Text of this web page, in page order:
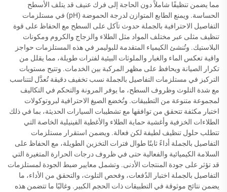
مما يضمن تنظيفًا شاملاً دون الحاجة إلى فرك عنيف قد يتلف الأسطح
الحساسة. ويمنع الطابع المتوازن لدرجة الحموضة (pH) في مستلزمات
التفاصيل الاحترافية بالجملة حدوث تآكل على السطح مع الحفاظ على قوة
تنظيف مثلى عبر مختلف المواد مثل الطلاء والزجاج والكروم ومكونات
البلاستيك. وتُنشئ الكيمياء المتقدمة للبوليمر في هذه المستلزمات حواجز
واقية تعكس الماء والغبار والملوثات البيئية لفترات طويلة، مما يقلل من
تكرار الصيانة ويحافظ على مظهر المركبة بين الخدمات. وتتيح مستويات
التركيز في مستلزمات التفاصيل بالجملة نسب تخفيف دقيقة تُعدَّل لتتناسب
مع شدة التلوث وظروف السطح، ما يوفر المرونة والتحكم في التكاليف
لمجموعة متنوعة من التطبيقات. وتُخضع الصيغ الاحترافية لبروتوكولات
اختبار مكثفة تتحقق من توافقها مع تشطيبات السيارات الحديثة، بما في ذلك
الطلاءات الخزفية وأغشية حماية الطلاء والأغطية الفينيلية الخاصة التي
تتطلب حلول تنظيف لطيفة لكن فعالة. ويضمن استقرار مستلزمات
التفاصيل بالجملة أداءً ثابتًا طوال فترات التخزين الطويلة، مع الحفاظ على
السلامة الكيميائية والفعالية حتى في ظروف درجات الحرارة المتغيرة التي
قد تؤثر على جودة المنتجات الأدنى. وتشمل معايير ضبط الجودة لمستلزمات
التفاصيل بالجملة اختبار الدُفعات، وفحص التلوث، والتحقق من الأداء، ما
يضمن نتائج موثوقة في التطبيقات ذات الحجم الكبير. وغالبًا ما تتضمن هذه